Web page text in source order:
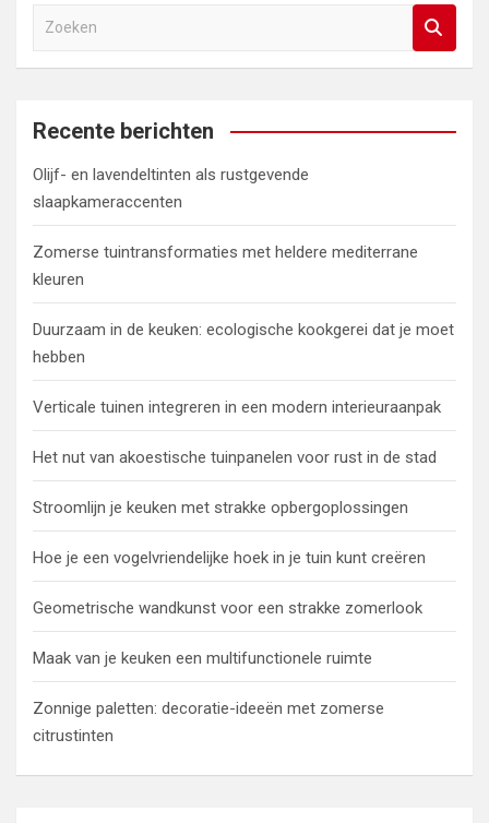
e
e
Recente berichten
Olijf- en lavendeltinten als rustgevende
slaapkameraccenten
Zomerse tuintransformaties met heldere mediterrane
kleuren
Duurzaam in de keuken: ecologische kookgerei dat je moet
hebben
Verticale tuinen integreren in een modern interieuraanpak
Het nut van akoestische tuinpanelen voor rust in de stad
Stroomlijn je keuken met strakke opbergoplossingen
Hoe je een vogelvriendelijke hoek in je tuin kunt creëren
Geometrische wandkunst voor een strakke zomerlook
Maak van je keuken een multifunctionele ruimte
Zonnige paletten: decoratie-ideeën met zomerse
citrustinten